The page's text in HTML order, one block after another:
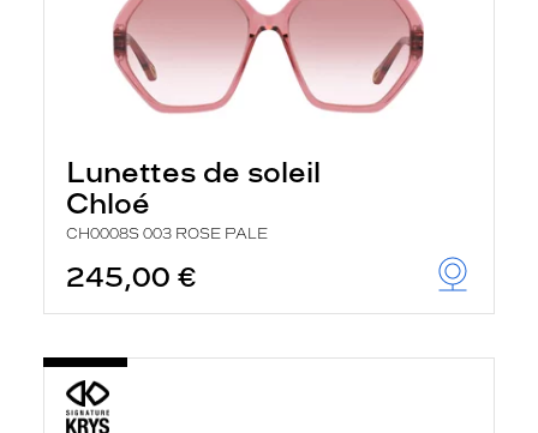
Lunettes de soleil
Chloé
CH0008S 003 ROSE PALE
245,00 €